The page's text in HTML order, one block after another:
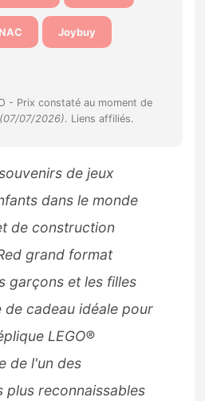
jeux Switch 2
Joybuy
- Prix constaté au moment de
(07/07/2026). Liens affiliés.
de jeux
dans le monde
de construction
grand format
garçons et les filles
de cadeau idéale pour
LEGO®
de l'un des
plus reconnaissables